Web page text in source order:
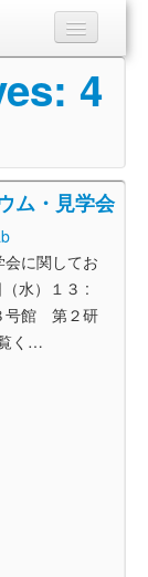
4
ム・見学会
に関してお
水）１３ :
号館 第２研
く …